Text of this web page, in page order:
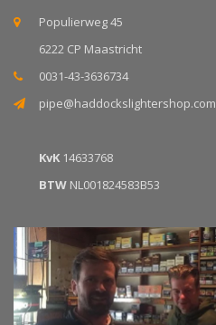
Populierweg 45
6222 CP Maastricht
0031-43-3636734
pipe@haddockslightershop.com
KvK 14633768
BTW NL001824583B53